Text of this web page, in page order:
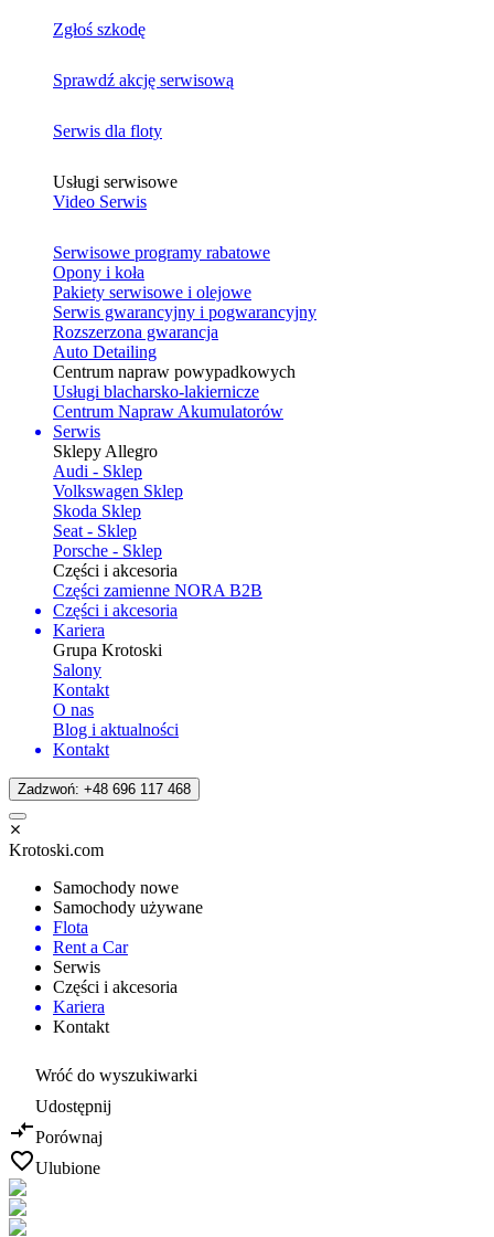
Zgłoś szkodę
Sprawdź akcję serwisową
Serwis dla floty
Usługi serwisowe
Video Serwis
Serwisowe programy rabatowe
Opony i koła
Pakiety serwisowe i olejowe
Serwis gwarancyjny i pogwarancyjny
Rozszerzona gwarancja
Auto Detailing
Centrum napraw powypadkowych
Usługi blacharsko-lakiernicze
Centrum Napraw Akumulatorów
Serwis
Sklepy Allegro
Audi - Sklep
Volkswagen Sklep
Skoda Sklep
Seat - Sklep
Porsche - Sklep
Części i akcesoria
Części zamienne NORA B2B
Części i akcesoria
Kariera
Grupa Krotoski
Salony
Kontakt
O nas
Blog i aktualności
Kontakt
Zadzwoń: +48 696 117 468
Krotoski.com
Samochody nowe
Samochody używane
Flota
Rent a Car
Serwis
Części i akcesoria
Kariera
Kontakt
Wróć do wyszukiwarki
Udostępnij
Porównaj
Ulubione